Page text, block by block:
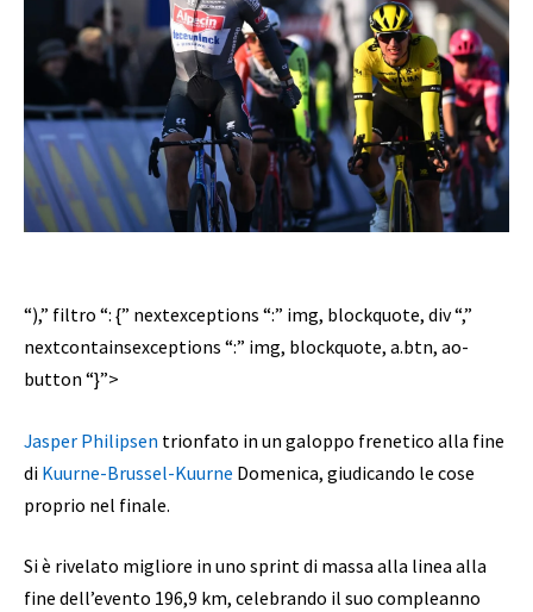
“),” filtro “: {” nextexceptions “:” img, blockquote, div “,”
nextcontainsexceptions “:” img, blockquote, a.btn, ao-
button “}”>
Jasper Philipsen trionfato in un galoppo frenetico alla fine
di Kuurne-Brussel-Kuurne Domenica, giudicando le cose
proprio nel finale.
Si è rivelato migliore in uno sprint di massa alla linea alla
fine dell’evento 196,9 km, celebrando il suo compleanno